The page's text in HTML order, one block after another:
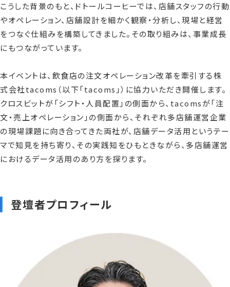
こうした背景のもと、ドトールコーヒーでは、店舗スタッフの行動
やオペレーション、店舗設計を細かく観察・分析し、現場と経営
をつなぐ仕組みを構築してきました。その取り組みは、事業成長
にもつながっています。
本イベントは、飲食店の注文オペレーション改革を牽引する株
式会社tacoms（以下「tacoms」）に協力いただき開催します。
クロスビットが「シフト・人員配置」の側面から、tacomsが「注
文・売上オペレーション」の側面から、それぞれ多店舗運営企業
の現場課題に向き合ってきた両社が、店舗データ活用というテー
マで知見を持ち寄り、その実践知をひもときながら、多店舗運営
におけるデータ活用のあり方を探ります。
登壇者プロフィール